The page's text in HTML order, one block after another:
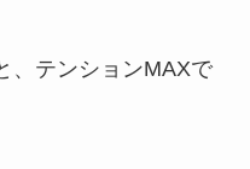
、テンションMAXで